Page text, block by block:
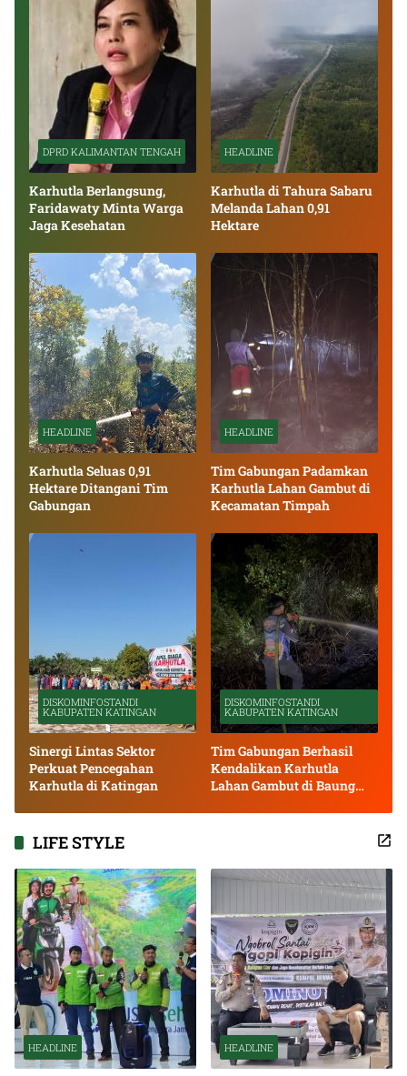
DPRD KALIMANTAN TENGAH
Karhutla Berlangsung,
Faridawaty Minta Warga
Jaga Kesehatan
HEADLINE
Karhutla di Tahura Sabaru
Melanda Lahan 0,91
Hektare
HEADLINE
Karhutla Seluas 0,91
Hektare Ditangani Tim
Gabungan
HEADLINE
Tim Gabungan Padamkan
Karhutla Lahan Gambut di
Kecamatan Timpah
DISKOMINFOSTANDI
KABUPATEN KATINGAN
Sinergi Lintas Sektor
Perkuat Pencegahan
Karhutla di Katingan
DISKOMINFOSTANDI
KABUPATEN KATINGAN
Tim Gabungan Berhasil
Kendalikan Karhutla
Lahan Gambut di Baung
LIFE STYLE
HEADLINE HEADLINE